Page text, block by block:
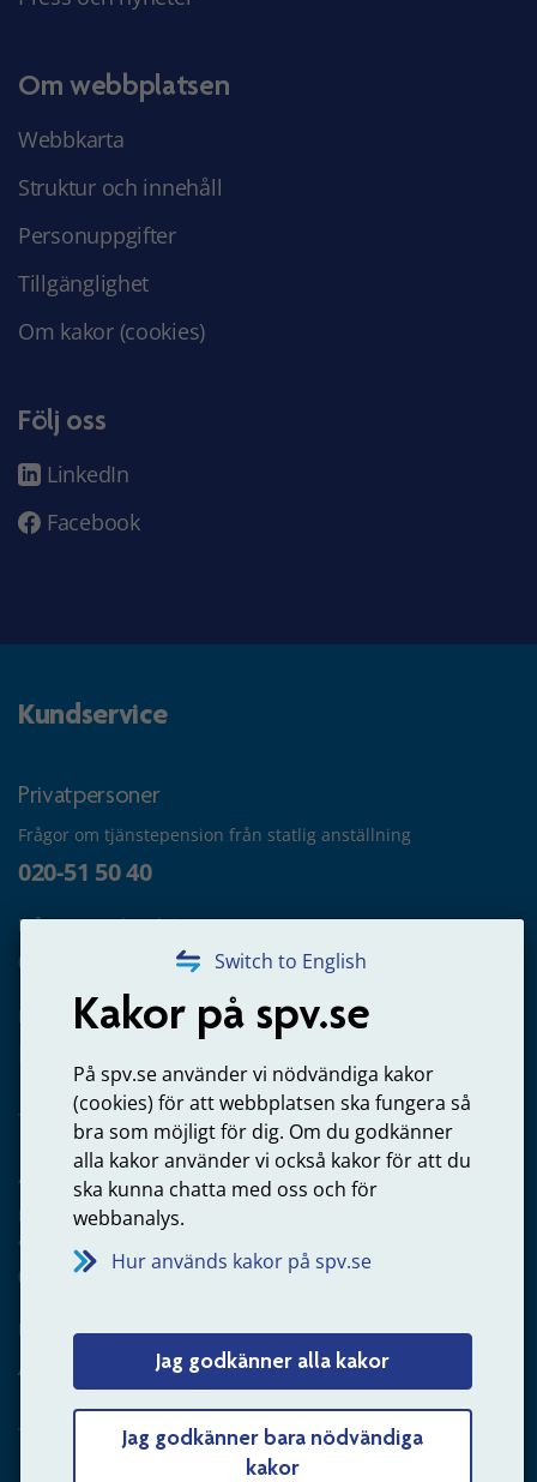
Switch to English
Kakor på spv.se
På spv.se använder vi nödvändiga kakor
(cookies) för att webbplatsen ska fungera så
bra som möjligt för dig. Om du godkänner
alla kakor använder vi också kakor för att du
ska kunna chatta med oss och för
webbanalys.
Hur används kakor på spv.se
Jag godkänner alla kakor
Jag godkänner bara nödvändiga
kakor
Om webbplatsen
Webbkarta
Struktur och innehåll
Personuppgifter
Tillgänglighet
Om kakor (cookies)
Följ oss
LinkedIn
Facebook
Kundservice
Privatpersoner
Frågor om tjänstepension från statlig anställning
020-51 50 40
Frågor om utbetalning
020-65 00 65
Kontakta oss
Arbetsgivare
Frågor om administration av tjänstepension från statlig
anställning
060-18 75 03
Kontakta oss
Arbetsgivare – skicka mejl till oss